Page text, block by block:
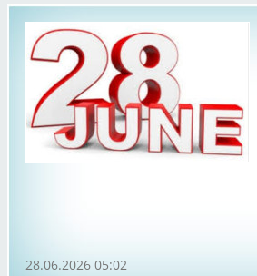
28.06.2026 05:02